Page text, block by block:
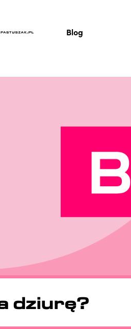
Blog
dziurę?